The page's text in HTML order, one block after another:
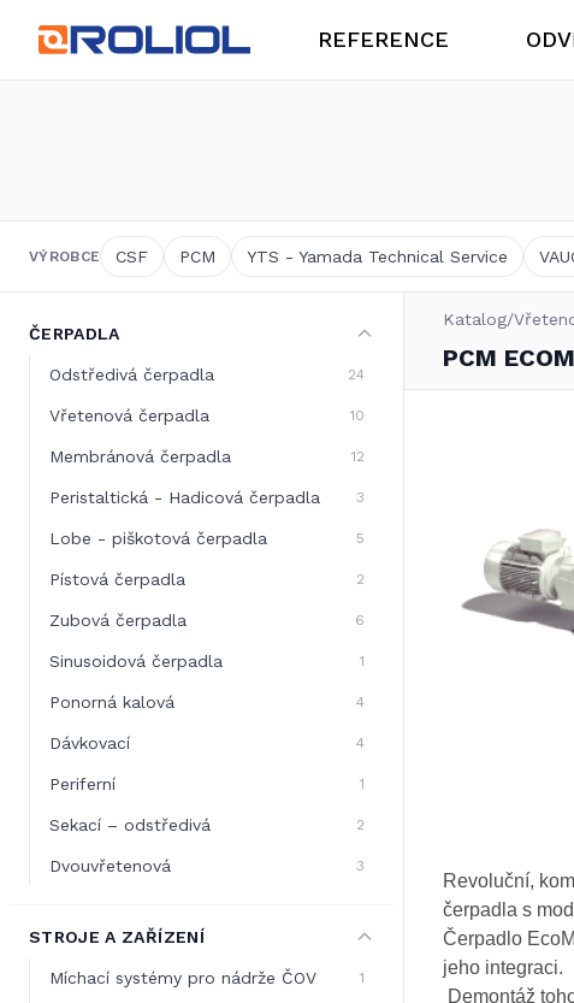
REFERENCE
Mechanické ucpávky
VÝROBCE CSF PCM YTS - Yamada Technical Service
ČERPADLA
Odstředivá čerpadla 24
Vřetenová čerpadla 10
Membránová čerpadla 12
Peristaltická - Hadicová čerpadla 3
Lobe - piškotová čerpadla 5
Pístová čerpadla 2
Zubová čerpadla 6
Sinusoidová čerpadla 1
Ponorná kalová 4
Dávkovací 4
Periferní 1
Sekací – odstředivá 2
Dvouvřetenová 3
STROJE A ZAŘÍZENÍ
Míchací systémy pro nádrže ČOV 1
Katalog/
PCM
Revoluční,
čerpadla s
Čerpadlo
jeho integraci.
Demontáž